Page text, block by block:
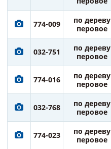
774-009
по дереву
перовое
032-751
по дереву
перовое
774-016
по дереву
перовое
032-768
по дереву
перовое
774-023
по дереву
перовое